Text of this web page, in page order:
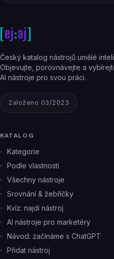
Český katalog nástrojů umělé
Objevujte, porovnávejte a
AI nástroje pro svou práci.
Založeno 03/2023
KATALOG
Kategorie
Podle vlastností
Všechny nástroje
Srovnání & žebříčky
Kvíz: najdi nástroj
AI nástroje pro marketéry
Návod: začínáme s ChatGPT
Přidat nástroj